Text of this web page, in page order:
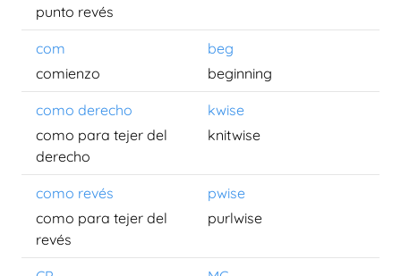
punto revés
com
beg
comienzo
beginning
como derecho
kwise
como para tejer del
derecho
knitwise
como revés
pwise
como para tejer del
revés
purlwise